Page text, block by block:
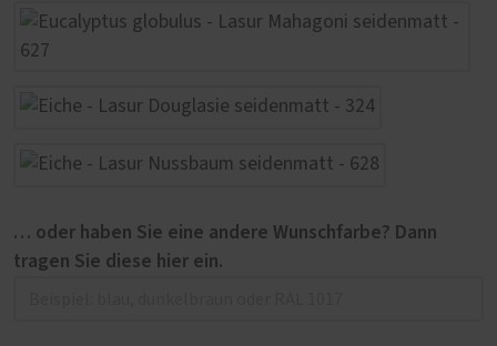
… oder haben Sie eine andere Wunschfarbe? Dann
tragen Sie diese hier ein.